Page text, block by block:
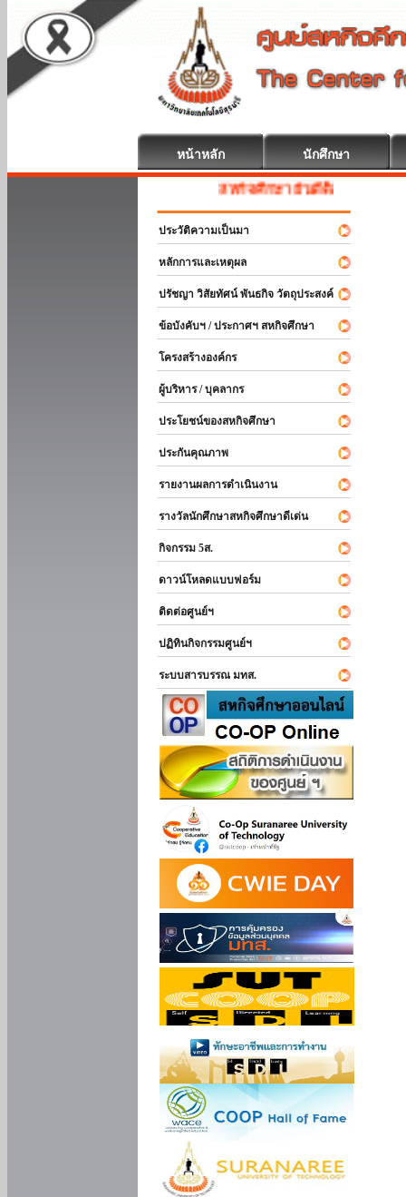
หน้าหลัก นักศึกษา
สหกิจศึกษา ยินดีต้อนรับ
ประวัติความเป็นมา
หลักการและเหตุผล
ปรัชญา วิสัยทัศน์ พันธกิจ วัตถุประสงค์
ข้อบังคับฯ / ประกาศฯ สหกิจศึกษา
โครงสร้างองค์กร
ผู้บริหาร / บุคลากร
ประโยชน์ของสหกิจศึกษา
ประกันคุณภาพ
รายงานผลการดำเนินงาน
รางวัลนักศึกษาสหกิจศึกษาดีเด่น
กิจกรรม 5ส.
ดาวน์โหลดแบบฟอร์ม
ติดต่อศูนย์ฯ
ปฏิทินกิจกรรมศูนย์ฯ
ระบบสารบรรณ มทส.